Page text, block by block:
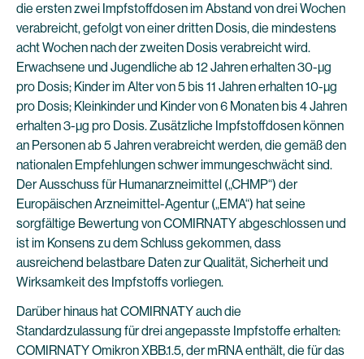
die ersten zwei Impfstoffdosen im Abstand von drei Wochen
verabreicht, gefolgt von einer dritten Dosis, die mindestens
acht Wochen nach der zweiten Dosis verabreicht wird.
Erwachsene und Jugendliche ab 12 Jahren erhalten 30-µg
pro Dosis; Kinder im Alter von 5 bis 11 Jahren erhalten 10-µg
pro Dosis; Kleinkinder und Kinder von 6 Monaten bis 4 Jahren
erhalten 3-µg pro Dosis. Zusätzliche Impfstoffdosen können
an Personen ab 5 Jahren verabreicht werden, die gemäß den
nationalen Empfehlungen schwer immungeschwächt sind.
Der Ausschuss für Humanarzneimittel („CHMP“) der
Europäischen Arzneimittel-Agentur („EMA“) hat seine
sorgfältige Bewertung von COMIRNATY abgeschlossen und
ist im Konsens zu dem Schluss gekommen, dass
ausreichend belastbare Daten zur Qualität, Sicherheit und
Wirksamkeit des Impfstoffs vorliegen.
Darüber hinaus hat COMIRNATY auch die
Standardzulassung für drei angepasste Impfstoffe erhalten:
COMIRNATY Omikron XBB.1.5, der mRNA enthält, die für das